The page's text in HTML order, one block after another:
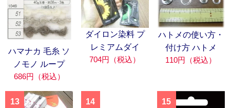
ハマナカ 毛糸 ソ
ノモノ ループ
686円（税込）
ダイロン染料 プ
レミアムダイ
704円（税込）
ハトメの使い方・
付け方 ハトメ
110円（税込）
13 14 15